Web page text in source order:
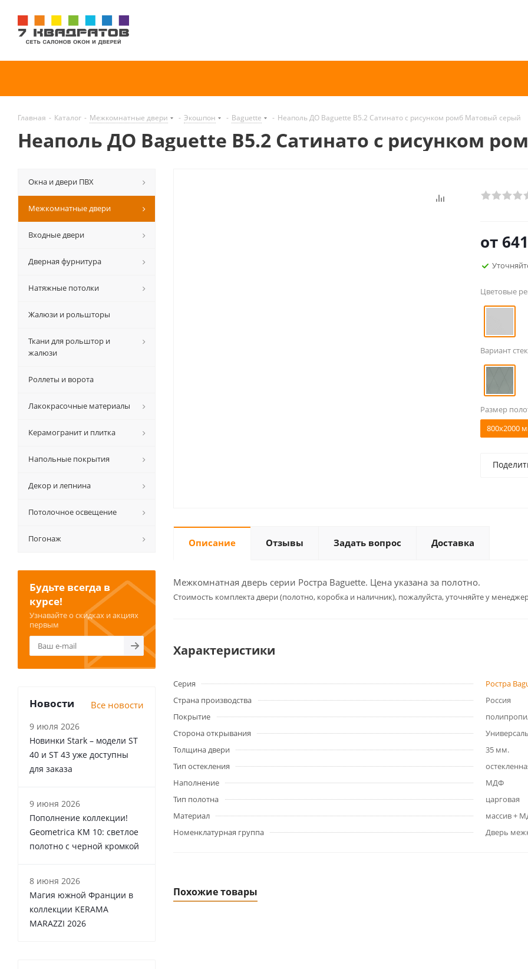
Главная - Каталог - Межкомнатные двери - Экошпон - Baguette - Неаполь ДО Baguette B5.2 Сатинато с рисунком ромб Матовый серый
Неаполь ДО Baguette B5.2 Сатинато с рисунком
от
Цветовые
Вариант
Размер
800x2000
Описание Отзывы Задать вопрос Доставка
Межкомнатная дверь серии Ростра Baguette. Цена указана за полотно.
Cтоимость комплекта двери (полотно, коробка и наличник), пожалуйста, уточняйте у
Характеристики
Серия
Ростра
Страна производства
Россия
Покрытие
Сторона открывания
Толщина двери
35 мм.
Тип остекления
Наполнение
МДФ
Тип полотна
царговая
Материал
массив +
Номенклатурная группа
Дверь
Похожие товары
Окна и двери ПВХ
Межкомнатные двери
Входные двери
Дверная фурнитура
Натяжные потолки
Жалюзи и рольшторы
Ткани для рольштор и
жалюзи
Роллеты и ворота
Лакокрасочные материалы
Керамогранит и плитка
Напольные покрытия
Декор и лепнина
Потолочное освещение
Погонаж
Будьте всегда в
курсе!
Узнавайте о скидках и акциях
первым
Новости Все новости
9 июля 2026
Новинки Stark – модели ST
40 и ST 43 уже доступны
для заказа
9 июня 2026
Пополнение коллекции!
Geometrica KM 10: светлое
полотно с черной кромкой
8 июня 2026
Магия южной Франции в
коллекции KERAMA
MARAZZI 2026